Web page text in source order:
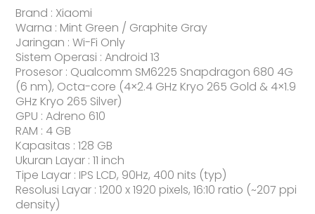
Resmi
Brand : Xiaomi
Warna : Mint Green / Graphite Gray
Jaringan : Wi-Fi Only
Sistem Operasi : Android 13
Prosesor : Qualcomm SM6225 Snapdragon 680 4G
(6 nm), Octa-core (4×2.4 GHz Kryo 265 Gold & 4×1.9
GHz Kryo 265 Silver)
GPU : Adreno 610
RAM : 4 GB
Kapasitas : 128 GB
Ukuran Layar : 11 inch
Tipe Layar : IPS LCD, 90Hz, 400 nits (typ)
Resolusi Layar : 1200 x 1920 pixels, 16:10 ratio (~207 ppi
density)